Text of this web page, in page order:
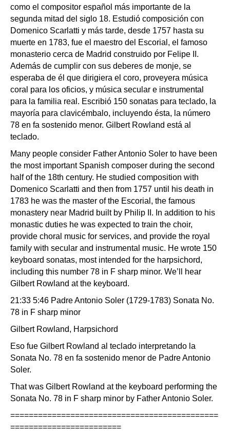
como el compositor español más importante de la
segunda mitad del siglo 18. Estudió composición con
Domenico Scarlatti y más tarde, desde 1757 hasta su
muerte en 1783, fue el maestro del Escorial, el famoso
monasterio cerca de Madrid construido por Felipe II.
Además de cumplir con sus deberes de monje, se
esperaba de él que dirigiera el coro, proveyera música
coral para los oficios, y música secular e instrumental
para la familia real. Escribió 150 sonatas para teclado, la
mayoría para clavicémbalo, incluyendo ésta, la número
78 en fa sostenido menor. Gilbert Rowland está al
teclado.
Many people consider Father Antonio Soler to have been
the most important Spanish composer during the second
half of the 18th century. He studied composition with
Domenico Scarlatti and then from 1757 until his death in
1783 he was the master of the Escorial, the famous
monastery near Madrid built by Philip II. In addition to his
monastic duties he was expected to train the choir,
provide choral music for services, and provide the royal
family with secular and instrumental music. He wrote 150
keyboard sonatas, most intended for the harpsichord,
including this number 78 in F sharp minor. We’ll hear
Gilbert Rowland at the keyboard.
21:33 5:46 Padre Antonio Soler (1729-1783) Sonata No.
78 in F sharp minor
Gilbert Rowland, Harpsichord
Eso fue Gilbert Rowland al teclado interpretando la
Sonata No. 78 en fa sostenido menor de Padre Antonio
Soler.
That was Gilbert Rowland at the keyboard performing the
Sonata No. 78 in F sharp minor by Father Antonio Soler.
=============================================
========================